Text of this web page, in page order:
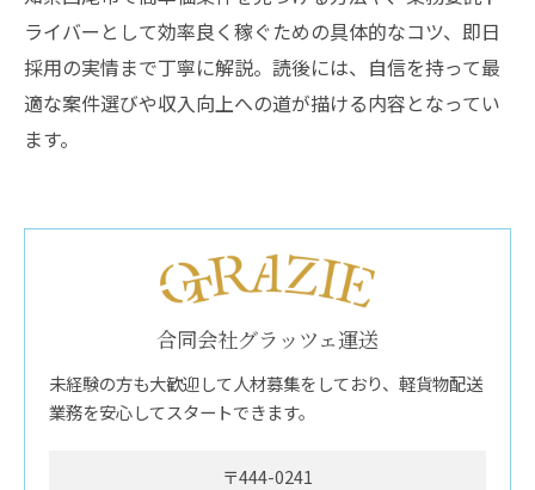
ライバーとして効率良く稼ぐための具体的なコツ、即日
採用の実情まで丁寧に解説。読後には、自信を持って最
適な案件選びや収入向上への道が描ける内容となってい
ます。
合同会社グラッツェ運送
未経験の方も大歓迎して人材募集をしており、軽貨物配送
業務を安心してスタートできます。
〒444-0241